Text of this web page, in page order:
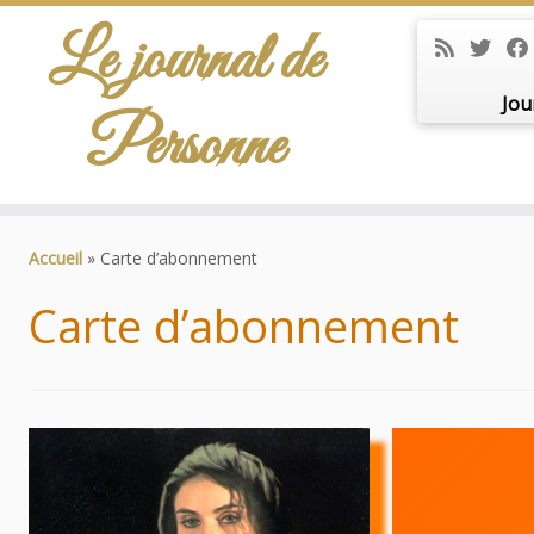
Le journal de
Personne
Accueil » Carte d’abonnement
Carte d’abonnement